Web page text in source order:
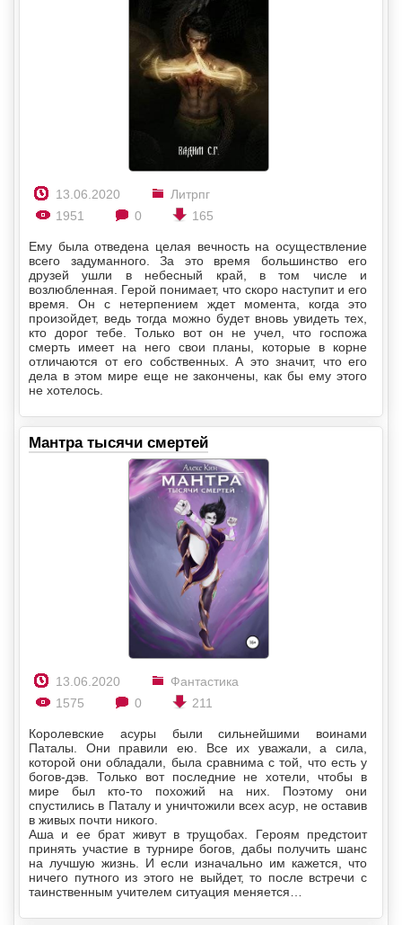
13.06.2020
Литрпг
1951
0 165
Ему была отведена целая вечность на осуществление
всего задуманного. За это время большинство его
друзей ушли в небесный край, в том числе и
возлюбленная. Герой понимает, что скоро наступит и его
время. Он с нетерпением ждет момента, когда это
произойдет, ведь тогда можно будет вновь увидеть тех,
кто дорог тебе. Только вот он не учел, что госпожа
смерть имеет на него свои планы, которые в корне
отличаются от его собственных. А это значит, что его
дела в этом мире еще не закончены, как бы ему этого
не хотелось.
Мантра тысячи смертей
13.06.2020
Фантастика
1575
0 211
Королевские асуры были сильнейшими воинами
Паталы. Они правили ею. Все их уважали, а сила,
которой они обладали, была сравнима с той, что есть у
богов-дэв. Только вот последние не хотели, чтобы в
мире был кто-то похожий на них. Поэтому они
спустились в Паталу и уничтожили всех асур, не оставив
в живых почти никого.
Аша и ее брат живут в трущобах. Героям предстоит
принять участие в турнире богов, дабы получить шанс
на лучшую жизнь. И если изначально им кажется, что
ничего путного из этого не выйдет, то после встречи с
таинственным учителем ситуация меняется…